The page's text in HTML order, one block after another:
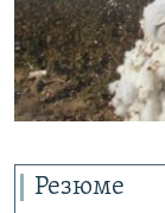
Резюме